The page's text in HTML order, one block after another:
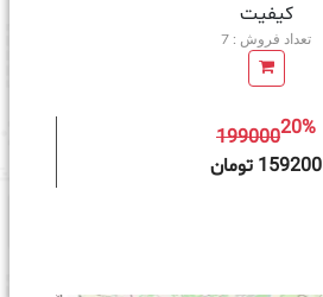
کیفیت
تعداد فروش : 7
19900020%
159200 تومان